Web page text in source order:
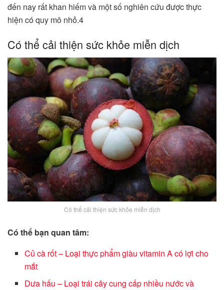
đến nay rất khan hiếm và một số nghiên cứu được thực
hiện có quy mô nhỏ.4
Có thể cải thiện sức khỏe miễn dịch
Có thể cải thiện sức khỏe miễn dịch
Có thể bạn quan tâm:
Củ cà rốt – Loại thực phẩm giàu vitamin A có lợi cho
mắt
Dưa hấu – Loại trái cây cung cấp nhiều nước và